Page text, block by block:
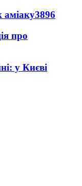
аміаку3896
про
у Києві